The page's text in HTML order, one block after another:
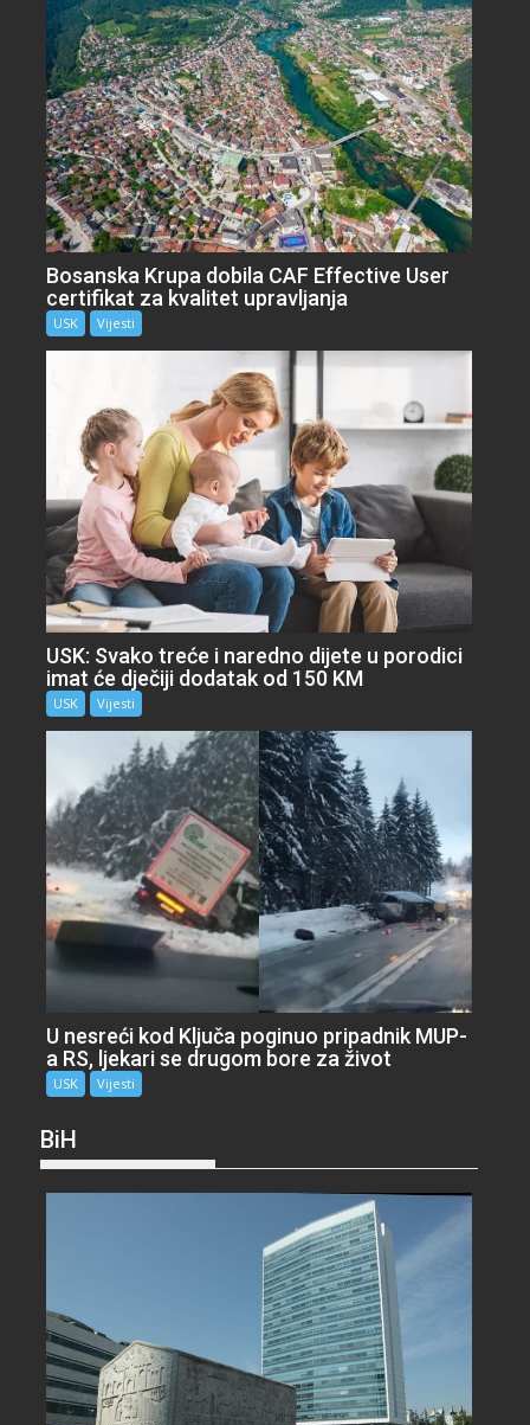
Bosanska Krupa dobila CAF Effective User
certifikat za kvalitet upravljanja
USK Vijesti
USK: Svako treće i naredno dijete u porodici
imat će dječiji dodatak od 150 KM
USK Vijesti
U nesreći kod Ključa poginuo pripadnik MUP-
a RS, ljekari se drugom bore za život
USK Vijesti
BiH